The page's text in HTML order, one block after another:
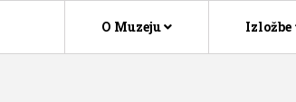
O Muzeju Izložbe